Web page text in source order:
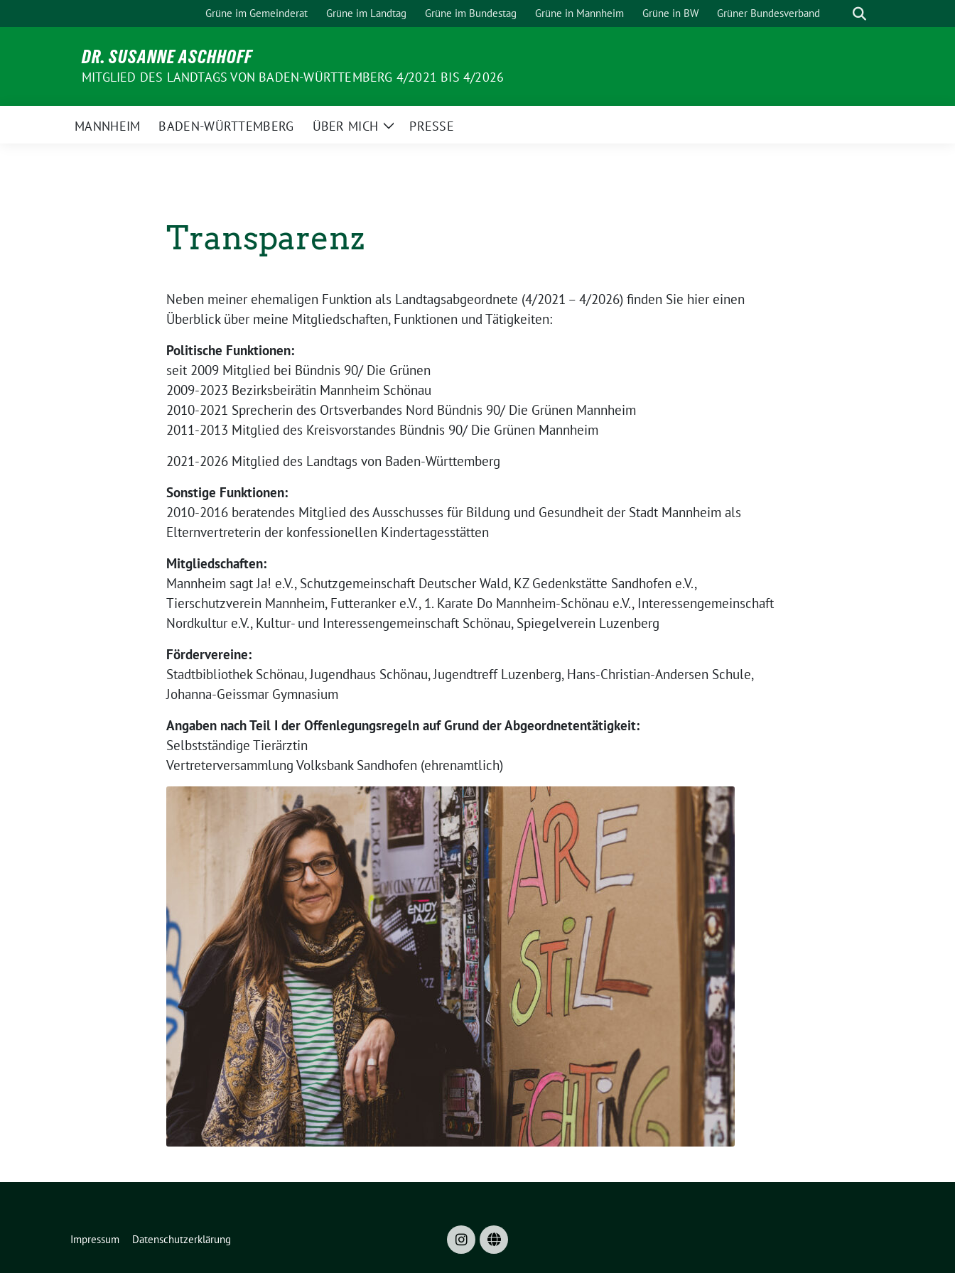
zum
Grüne im Gemeinderat Grüne im Landtag Grüne im Bundestag Grüne in Mannheim Grüne in BW Grüner Bundesverband Suche
DR. SUSANNE ASCHHOFF
MITGLIED DES LANDTAGS VON BADEN-WÜRTTEMBERG 4/2021 BIS 4/2026
MANNHEIM BADEN-WÜRTTEMBERG ÜBER MICH
ZeigePRESSE
Transparenz
Neben meiner ehemaligen Funktion als Landtagsabgeordnete (4/2021 – 4/2026) finden Sie hier einen
Überblick über meine Mitgliedschaften, Funktionen und Tätigkeiten:
Politische Funktionen:
seit 2009 Mitglied bei Bündnis 90/ Die Grünen
2009-2023 Bezirksbeirätin Mannheim Schönau
2010-2021 Sprecherin des Ortsverbandes Nord Bündnis 90/ Die Grünen Mannheim
2011-2013 Mitglied des Kreisvorstandes Bündnis 90/ Die Grünen Mannheim
2021-2026 Mitglied des Landtags von Baden-Württemberg
Sonstige Funktionen:
2010-2016 beratendes Mitglied des Ausschusses für Bildung und Gesundheit der Stadt Mannheim als
Elternvertreterin der konfessionellen Kindertagesstätten
Mitgliedschaften:
Mannheim sagt Ja! e.V., Schutzgemeinschaft Deutscher Wald, KZ Gedenkstätte Sandhofen e.V.,
Tierschutzverein Mannheim, Futteranker e.V., 1. Karate Do Mannheim-Schönau e.V., Interessengemeinschaft
Nordkultur e.V., Kultur- und Interessengemeinschaft Schönau, Spiegelverein Luzenberg
Fördervereine:
Stadtbibliothek Schönau, Jugendhaus Schönau, Jugendtreff Luzenberg, Hans-Christian-Andersen Schule,
Johanna-Geissmar Gymnasium
Angaben nach Teil I der Offenlegungsregeln auf Grund der Abgeordnetentätigkeit:
Selbstständige Tierärztin
Vertreterversammlung Volksbank Sandhofen (ehrenamtlich)
Impressum Datenschutzerklärung